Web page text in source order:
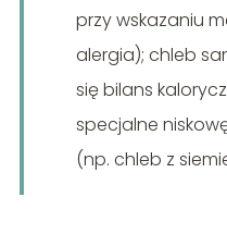
przy wskazaniu
alergia); chleb
się bilans
specjalne
(np. chleb z